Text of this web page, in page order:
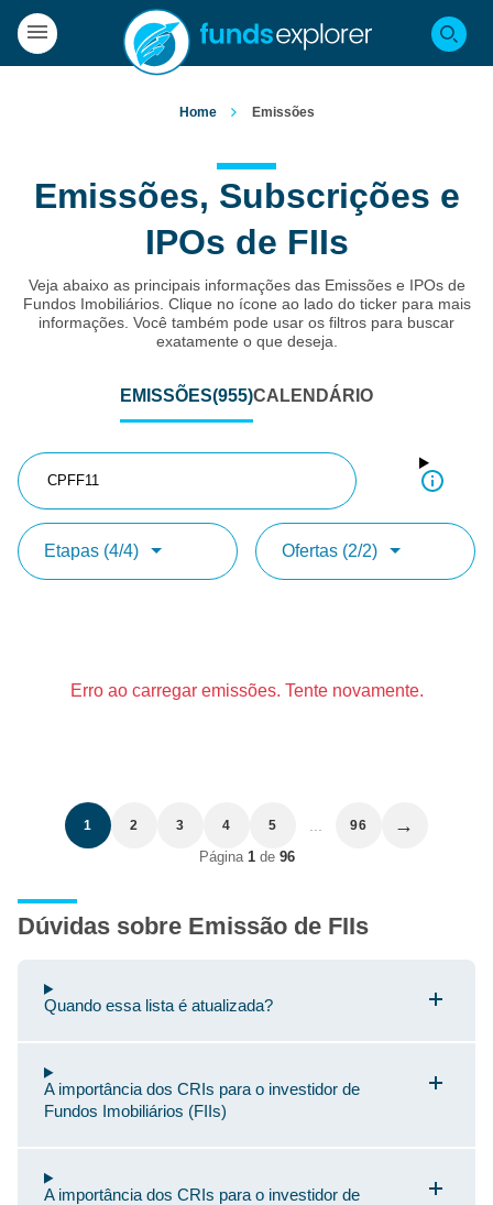
Home Emissões
Emissões, Subscrições e
IPOs de FIIs
Veja abaixo as principais informações das Emissões e IPOs de
Fundos Imobiliários. Clique no ícone ao lado do ticker para mais
informações. Você também pode usar os filtros para buscar
exatamente o que deseja.
EMISSÕES(955)CALENDÁRIO
Etapas (4/4) Ofertas (2/2)
Erro ao carregar emissões. Tente novamente.
1 2 3 4 5 96 →
Página 1de 96
Dúvidas sobre Emissão de FIIs
Quando essa lista é atualizada?
A importância dos CRIs para o investidor de
Fundos Imobiliários (FIIs)
A importância dos CRIs para o investidor de